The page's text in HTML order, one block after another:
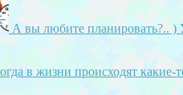
А вы любите планировать?.. )
в жизни происходят